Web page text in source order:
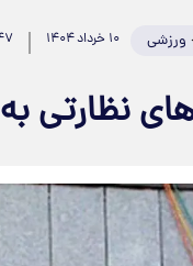
ورزشی ۱۰ خرداد ۱۴۰۴
نظارتی